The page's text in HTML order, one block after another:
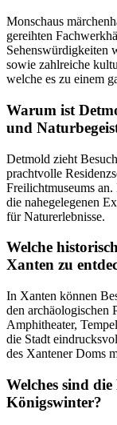
Monschaus
gereihten
Sehenswürdigkeiten
sowie zahlreiche
welche es zu einem
Warum ist
und
Detmold zieht
prachtvolle
Freilichtmuseums
die nahegelegenen
für Naturerlebnisse.
Welche
Xanten zu
In Xanten können
den archäologischen
Amphitheater,
die Stadt
des Xantener Doms
Welches sind
Königswinter?